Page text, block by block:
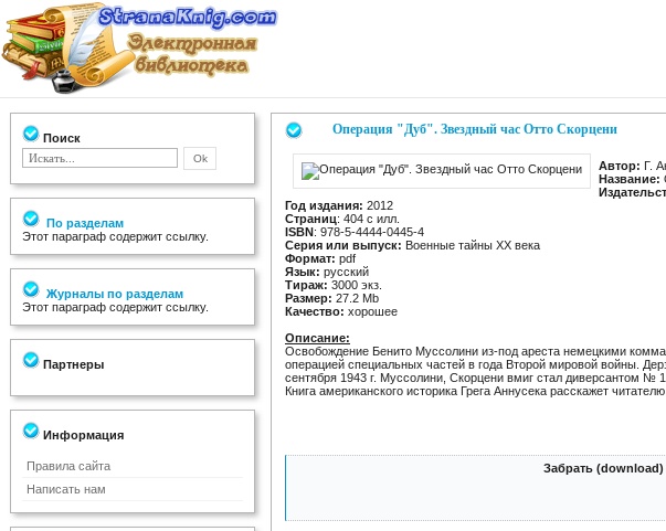
Поиск
По разделам
Этот параграф содержит ссылку.
Журналы по разделам
Этот параграф содержит ссылку.
Партнеры
Информация
Правила сайта
Написать нам
Операция "Дуб". Звездный час Отто Скорцени
Автор: Г.
Название:
Год издания: 2012
Страниц: 404 с илл.
ISBN: 978-5-4444-0445-4
Серия или выпуск: Военные тайны XX века
Формат: pdf
Язык: русский
Тираж: 3000 экз.
Размер: 27.2 Mb
Качество: хорошее
Описание:
Освобождение Бенито Муссолини из-под ареста немецкими
операцией специальных частей в года Второй мировой войны.
сентября 1943 г. Муссолини, Скорцени вмиг стал диверсантом №
Книга американского историка Грега Аннусека расскажет
Забрать